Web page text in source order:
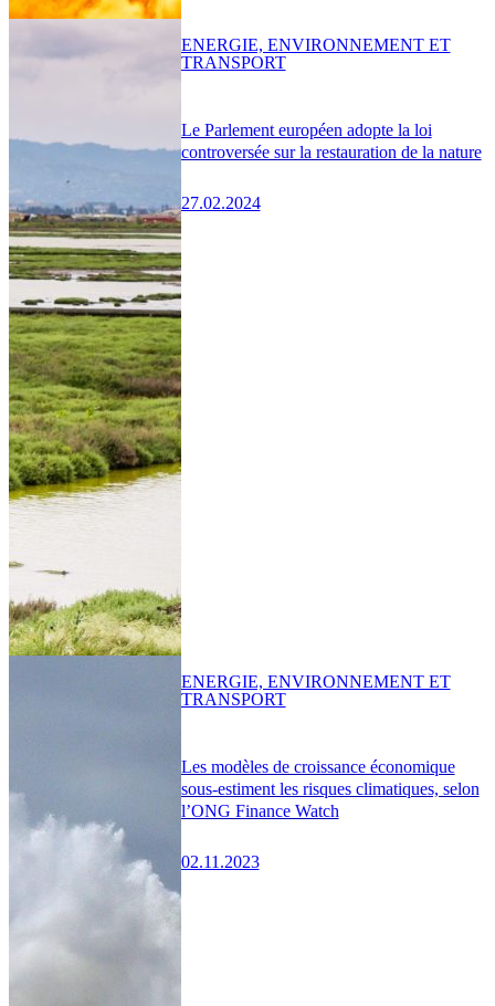
Le Parlement européen adopte la loi
controversée sur la restauration de la nature
27.02.2024
ENERGIE, ENVIRONNEMENT ET
TRANSPORT
Les modèles de croissance économique
sous-estiment les risques climatiques, selon
l’ONG Finance Watch
02.11.2023
ENERGIE, ENVIRONNEMENT ET
TRANSPORT